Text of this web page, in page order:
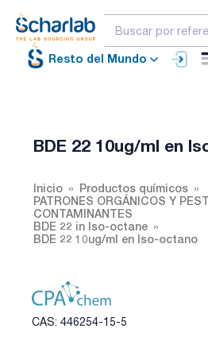
Resto del Mundo
BDE 22 10ug/ml en
Inicio
Productos químicos
PATRONES ORGÁNICOS Y
CONTAMINANTES
BDE 22 in Iso-octane
BDE 22 10ug/ml en Iso-octano
CAS: 446254-15-5